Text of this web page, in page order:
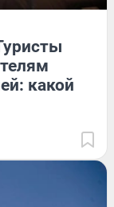
какой